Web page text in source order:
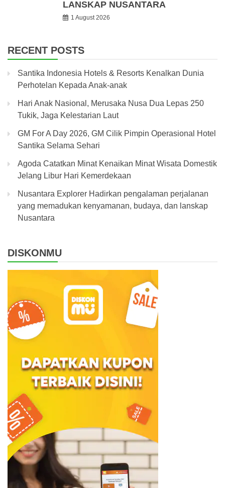
LANSKAP NUSANTARA
1 August 2026
RECENT POSTS
Santika Indonesia Hotels & Resorts Kenalkan Dunia
Perhotelan Kepada Anak-anak
Hari Anak Nasional, Merusaka Nusa Dua Lepas 250
Tukik, Jaga Kelestarian Laut
GM For A Day 2026, GM Cilik Pimpin Operasional Hotel
Santika Selama Sehari
Agoda Catatkan Minat Kenaikan Minat Wisata Domestik
Jelang Libur Hari Kemerdekaan
Nusantara Explorer Hadirkan pengalaman perjalanan
yang memadukan kenyamanan, budaya, dan lanskap
Nusantara
DISKONMU